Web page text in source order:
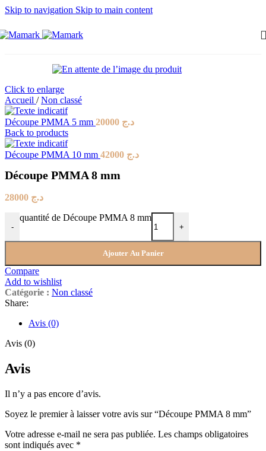
Skip to navigation Skip to main content
Click to enlarge
Accueil / Non classé
Découpe PMMA 5 mm د.ج
Back to products
Découpe PMMA 10 mm د.ج
Découpe PMMA 8 mm
د.ج
-
quantité de Découpe PMMA 8 mm
+
Ajouter Au Panier
Compare
Add to wishlist
Catégorie : Non classé
Share:
Avis (0)
Avis (0)
Avis
Il n’y a pas encore d’avis.
Soyez le premier à laisser votre avis sur “Découpe PMMA 8 mm”
Votre adresse e-mail ne sera pas publiée. Les champs obligatoires
sont indiqués avec *